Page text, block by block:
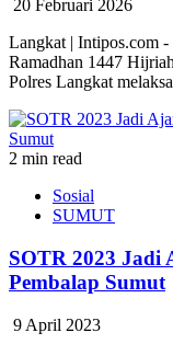
20 Februari 2026
Langkat | Intipos.com
Ramadhan 1447
Polres Langkat
2 min read
Sosial
SUMUT
SOTR 2023 Jadi
Pembalap Sumut
9 April 2023